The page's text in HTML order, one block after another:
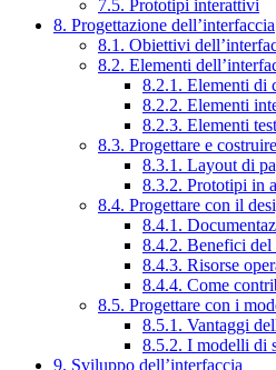
7.5. Prototipi interattivi
8. Progettazione dell’interfaccia
8.1. Obiettivi
8.2. Elementi
8.2.1. Elementi di
8.2.2. Elementi
8.2.3. Elementi
8.3. Progettare e
8.3.1. Layout di
8.3.2. Prototipi in
8.4. Progettare con il
8.4.1.
8.4.2. Benefici del
8.4.3. Risorse
8.4.4. Come
8.5. Progettare con i
8.5.1. Vantaggi
8.5.2. I modelli di
9. Sviluppo dell’interfaccia